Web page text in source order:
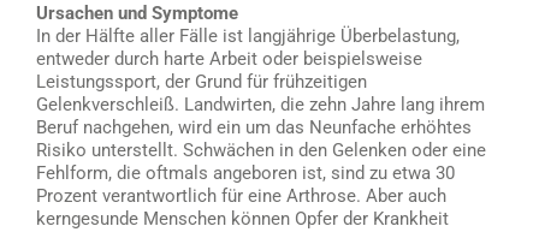
Ursachen und Symptome
In der Hälfte aller Fälle ist langjährige Überbelastung,
entweder durch harte Arbeit oder beispielsweise
Leistungssport, der Grund für frühzeitigen
Gelenkverschleiß. Landwirten, die zehn Jahre lang ihrem
Beruf nachgehen, wird ein um das Neunfache erhöhtes
Risiko unterstellt. Schwächen in den Gelenken oder eine
Fehlform, die oftmals angeboren ist, sind zu etwa 30
Prozent verantwortlich für eine Arthrose. Aber auch
kerngesunde Menschen können Opfer der Krankheit